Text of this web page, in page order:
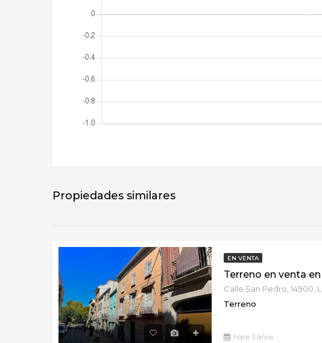
Propiedades similares
EN VENTA
Terreno
hace 3 años